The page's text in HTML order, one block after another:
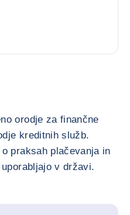
orodje za finančne
kreditnih služb.
praksah plačevanja in
v državi.